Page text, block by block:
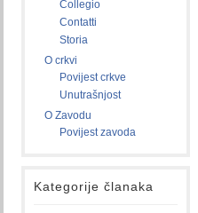
Collegio
Contatti
Storia
O crkvi
Povijest crkve
Unutrašnjost
O Zavodu
Povijest zavoda
Kategorije članaka